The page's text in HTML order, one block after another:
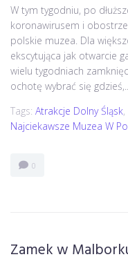
W tym tygodniu, po
koronawirusem i
polskie muzea. Dla
ekscytująca jak otwarcie
wielu tygodniach
ochotę wybrać się
Tags: Atrakcje Dolny Śląsk,
Najciekawsze Muzea W
0
Zamek w